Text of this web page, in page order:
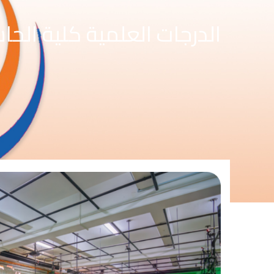
الدرجات العلمية كلية